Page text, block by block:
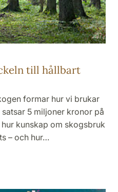
till hållbart
formar hur vi brukar
5 miljoner kronor på
kunskap om skogsbruk
– och hur…